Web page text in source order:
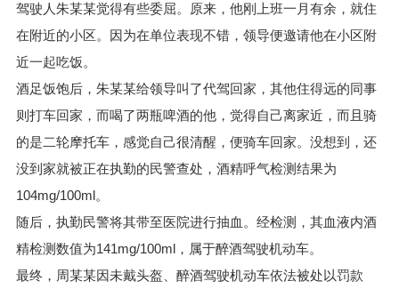
驾驶人朱某某觉得有些委屈。原来，他刚上班一月有余，就住
在附近的小区。因为在单位表现不错，领导便邀请他在小区附
近一起吃饭。
酒足饭饱后，朱某某给领导叫了代驾回家，其他住得远的同事
则打车回家，而喝了两瓶啤酒的他，觉得自己离家近，而且骑
的是二轮摩托车，感觉自己很清醒，便骑车回家。没想到，还
没到家就被正在执勤的民警查处，酒精呼气检测结果为
104mg/100ml。
随后，执勤民警将其带至医院进行抽血。经检测，其血液内酒
精检测数值为141mg/100ml，属于醉酒驾驶机动车。
最终，周某某因未戴头盔、醉酒驾驶机动车依法被处以罚款